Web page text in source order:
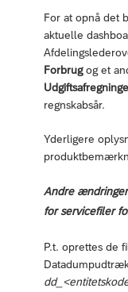
For at opnå det
aktuelle
Forbrugog et
regnskabsår.
Yderligere
Andre
for servicefiler
P.t. oprettes de